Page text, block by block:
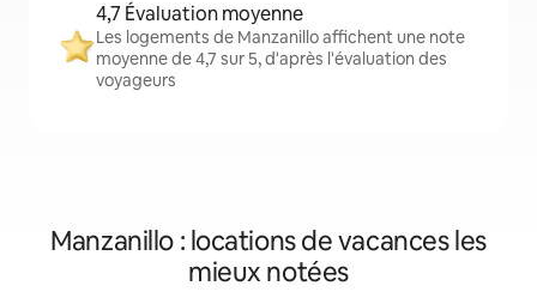
4,7 Évaluation moyenne
Les logements de Manzanillo affichent une note
moyenne de 4,7 sur 5, d'après l'évaluation des
voyageurs
Manzanillo : locations de vacances les
mieux notées